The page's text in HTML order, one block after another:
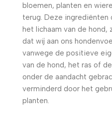
bloemen, planten en
terug. Deze ingrediënten
het lichaam van de hond,
dat wij aan ons
vanwege de positieve
van de hond, het ras of
onder de aandacht
verminderd door het
planten.